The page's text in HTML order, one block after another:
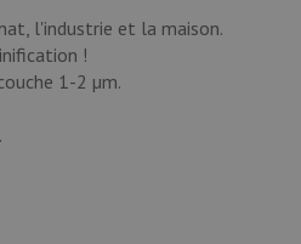
l'industrie et la maison.
!
1-2 µm.